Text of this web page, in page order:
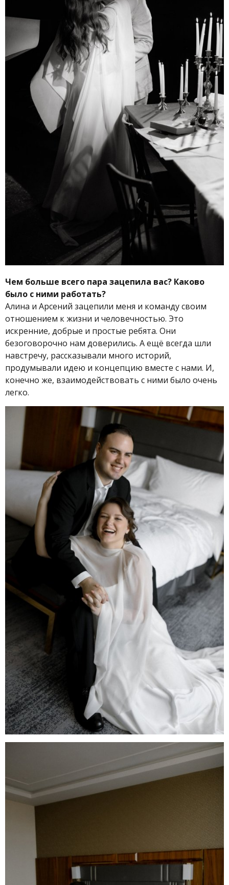
Чем больше всего пара зацепила вас? Каково
было с ними работать?
Алина и Арсений зацепили меня и команду своим
отношением к жизни и человечностью. Это
искренние, добрые и простые ребята. Они
безоговорочно нам доверились. А ещё всегда шли
навстречу, рассказывали много историй,
продумывали идею и концепцию вместе с нами. И,
конечно же, взаимодействовать с ними было очень
легко.